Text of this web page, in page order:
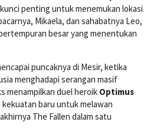
penting untuk menemukan lokasi
Mikaela, dan sahabatnya Leo,
besar yang menentukan
puncaknya di Mesir, ketika
menghadapi serangan masif
menampilkan duel heroik Optimus
baru untuk melawan
The Fallen dalam satu